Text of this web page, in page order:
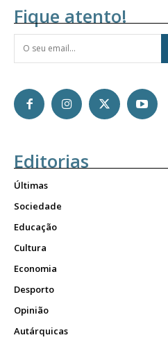
Fique atento!
Editorias
Últimas
Sociedade
Educação
Cultura
Economia
Desporto
Opinião
Autárquicas